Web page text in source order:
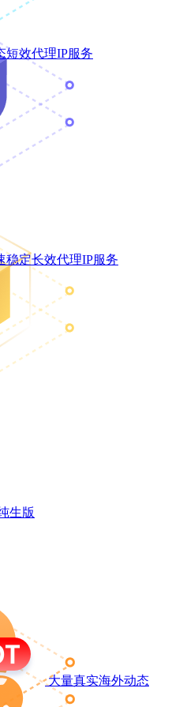
短效代理IP服务
稳定长效代理IP服务
生版
大量真实海外动态